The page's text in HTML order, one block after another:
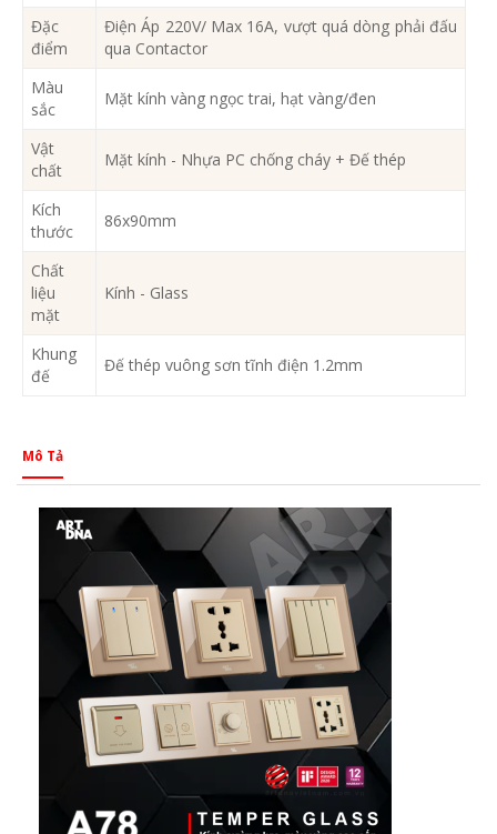
Đặc
điểm
Điện Áp 220V/ Max 16A, vượt quá dòng phải đấu
qua Contactor
Màu
sắc
Mặt kính vàng ngọc trai, hạt vàng/đen
Vật
chất
Mặt kính - Nhựa PC chống cháy + Đế thép
Kích
thước
86x90mm
Chất
liệu
mặt
Kính - Glass
Khung
đế
Đế thép vuông sơn tĩnh điện 1.2mm
Mô Tả